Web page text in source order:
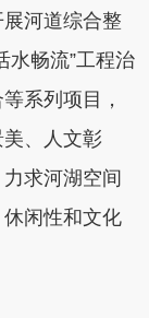
河道综合整
水畅流”工程治
系列项目，
、人文彰
求河湖空间
闲性和文化